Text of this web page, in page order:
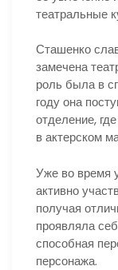
театральные
Сташенко
замечена
роль была в
году она
отделение,
в актерском
Уже во время
активно
получая
проявляла
способная
персонажа.